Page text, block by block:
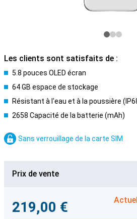
Les clients sont satisfaits de :
5.8 pouces OLED écran
64 GB espace de stockage
Résistant à l'eau et à la poussière
2658 Capacité de la batterie (mAh)
Sans verrouillage de la carte SIM
Prix de vente
219,00 €